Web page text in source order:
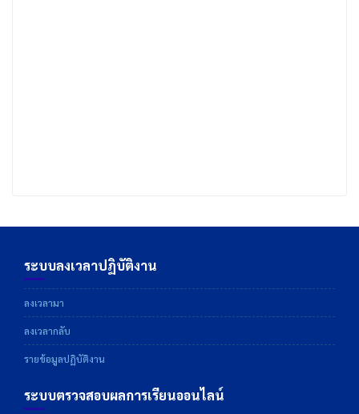
ระบบลงเวลาปฏิบัติงาน
ลงเวลามา
ลงเวลากลับ
รายข้อมูลปฏิบัติงาน
ระบบตรวจสอบผลการเรียนออนไลน์